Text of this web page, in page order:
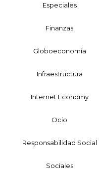
Especiales
Finanzas
Globoeconomía
Infraestructura
Internet Economy
Ocio
Responsabilidad Social
Sociales